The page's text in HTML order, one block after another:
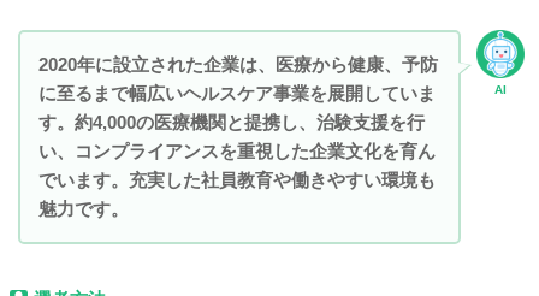
AI
2020年に設立された企業は、医療から健康、予防
に至るまで幅広いヘルスケア事業を展開していま
す。約4,000の医療機関と提携し、治験支援を行
い、コンプライアンスを重視した企業文化を育ん
でいます。充実した社員教育や働きやすい環境も
魅力です。